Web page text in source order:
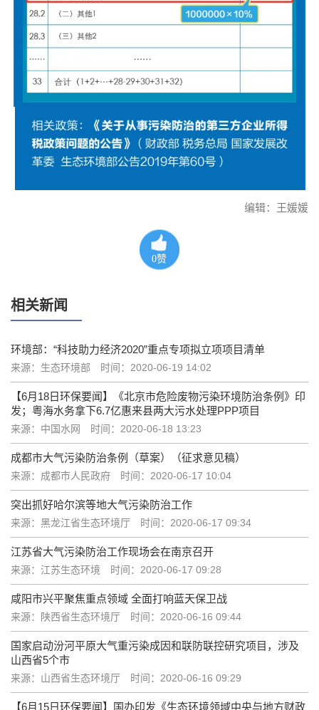
编辑：王媛媛
0赞
相关新闻
环境部：“科技助力经济2020”重点专项拟立项项目清单
来源：生态环境部 时间：2020-06-19 14:02
【6月18日环保要闻】《北京市危险废物污染环境防治条例》印
发；粤海水务拿下6.7亿惠来县两大污水处理PPP项目
来源：中国水网 时间：2020-06-18 13:23
成都市大气污染防治条例（草案）（征求意见稿）
来源：成都市人民政府 时间：2020-06-17 10:04
突出抓好哈尔滨等地大气污染防治工作
来源：黑龙江省生态环境厅 时间：2020-06-17 09:34
江苏省大气污染防治工作现场会在南京召开
来源：江苏生态环境 时间：2020-06-17 09:28
咸阳市兴平聚焦重点领域 全面打响蓝天保卫战
来源：陕西省生态环境厅 时间：2020-06-16 09:44
国家启动汾河平原大气重污染成因和联防联控研究项目，涉及
山西省5个市
来源：山西省生态环境厅 时间：2020-06-16 09:29
【6月15日环保要闻】国办印发《生态环境领域中央与地方财政